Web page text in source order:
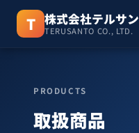
T 株式会社テルサ
TERUSANTO CO., LTD.
PRODUCTS
取扱商品